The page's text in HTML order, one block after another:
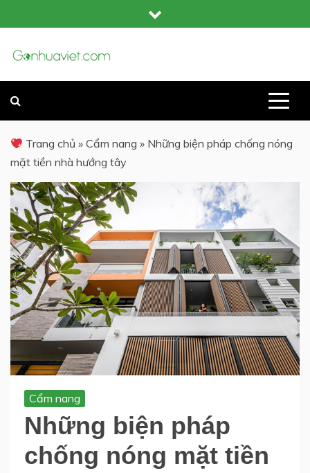
to
GỖ NHỰA VIỆT
Trang chủ »Cẩm nang » Những biện pháp chống nóng
mặt tiền nhà hướng tây
Cẩm nang
Những biện pháp
chống nóng mặt tiền